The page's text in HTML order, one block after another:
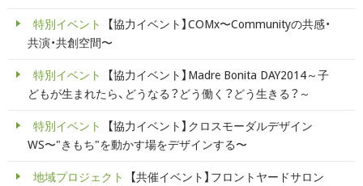
特別イベント
【協力イベント】COMx〜Communityの共感・
共演・共創空間〜
特別イベント
【協力イベント】Madre Bonita DAY2014～子
どもが生まれたら、どうなる？どう働く？どう生きる？～
特別イベント
【協力イベント】クロスモーダルデザイン
WS〜"きもち"を動かす場をデザインする〜
地域プロジェクト
【共催イベント】フロントヤードサロン